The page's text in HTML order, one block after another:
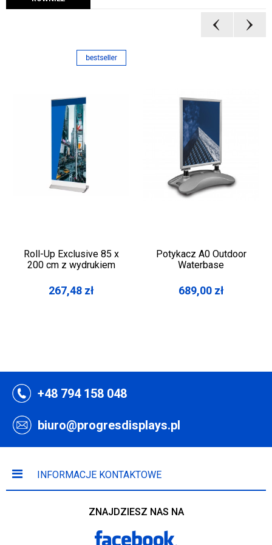
Roll-Up Exclusive 85 x
200 cm z wydrukiem
267,48 zł
Potykacz A0 Outdoor
Waterbase
689,00 zł
+48 794 158 048
biuro@progresdisplays.pl
INFORMACJE KONTAKTOWE
ZNAJDZIESZ NAS NA